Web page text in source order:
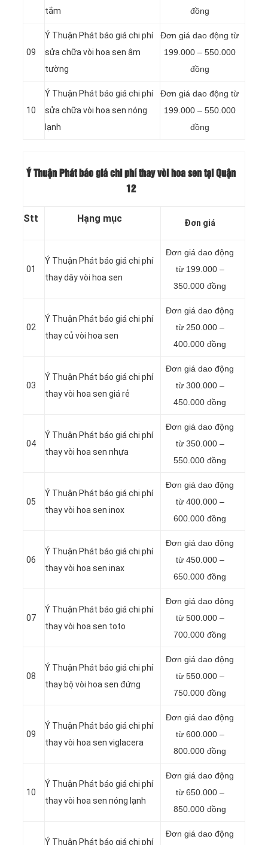
tắm
đồng
09
Ý Thuận Phát báo giá chi phí
sửa chữa vòi hoa sen âm
tường
Đơn giá dao động từ
199.000 – 550.000
đồng
10
Ý Thuận Phát báo giá chi phí
sửa chữa vòi hoa sen nóng
lạnh
Đơn giá dao động từ
199.000 – 550.000
đồng
Ý Thuận Phát báo giá chi phí thay vòi hoa sen tại Quận
12
Stt Hạng mục Đơn giá
01
Ý Thuận Phát báo giá chi phí
thay dây vòi hoa sen
Đơn giá dao động
từ 199.000 –
350.000 đồng
02
Ý Thuận Phát báo giá chi phí
thay củ vòi hoa sen
Đơn giá dao động
từ 250.000 –
400.000 đồng
03
Ý Thuận Phát báo giá chi phí
thay vòi hoa sen giá rẻ
Đơn giá dao động
từ 300.000 –
450.000 đồng
04
Ý Thuận Phát báo giá chi phí
thay vòi hoa sen nhựa
Đơn giá dao động
từ 350.000 –
550.000 đồng
05
Ý Thuận Phát báo giá chi phí
thay vòi hoa sen inox
Đơn giá dao động
từ 400.000 –
600.000 đồng
06
Ý Thuận Phát báo giá chi phí
thay vòi hoa sen inax
Đơn giá dao động
từ 450.000 –
650.000 đồng
07
Ý Thuận Phát báo giá chi phí
thay vòi hoa sen toto
Đơn giá dao động
từ 500.000 –
700.000 đồng
08
Ý Thuận Phát báo giá chi phí
thay bộ vòi hoa sen đứng
Đơn giá dao động
từ 550.000 –
750.000 đồng
09
Ý Thuận Phát báo giá chi phí
thay vòi hoa sen viglacera
Đơn giá dao động
từ 600.000 –
800.000 đồng
10
Ý Thuận Phát báo giá chi phí
thay vòi hoa sen nóng lạnh
Đơn giá dao động
từ 650.000 –
850.000 đồng
Ý Thuận Phát báo giá chi phí
Đơn giá dao động